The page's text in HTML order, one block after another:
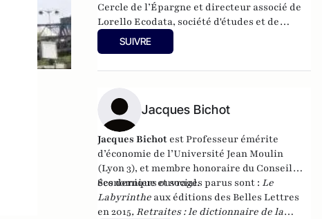
Cercle de l’Épargne et directeur associé de
Lorello Ecodata, société d'études et de
conseils en stratégies économiques.
SUIVRE
Jacques Bichot
Jacques Bichot estProfesseur émérite
d’économie de l’Université Jean Moulin
(Lyon 3), et membre honoraire du Conseil
économique et social.
Ses derniers ouvrages parus sont : Le
Labyrinthe aux éditions des Belles Lettres
en 2015, Retraites : le dictionnaire de la